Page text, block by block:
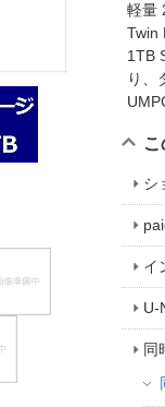
軽量
Twin
1TB
り、
シ
イ
U-
同